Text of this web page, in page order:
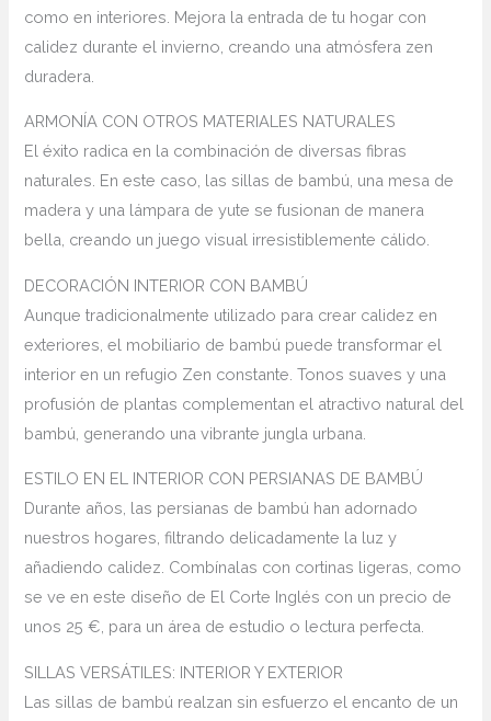
como en interiores. Mejora la entrada de tu hogar con
calidez durante el invierno, creando una atmósfera zen
duradera.
ARMONÍA CON OTROS MATERIALES NATURALES
El éxito radica en la combinación de diversas fibras
naturales. En este caso, las sillas de bambú, una mesa de
madera y una lámpara de yute se fusionan de manera
bella, creando un juego visual irresistiblemente cálido.
DECORACIÓN INTERIOR CON BAMBÚ
Aunque tradicionalmente utilizado para crear calidez en
exteriores, el mobiliario de bambú puede transformar el
interior en un refugio Zen constante. Tonos suaves y una
profusión de plantas complementan el atractivo natural del
bambú, generando una vibrante jungla urbana.
ESTILO EN EL INTERIOR CON PERSIANAS DE BAMBÚ
Durante años, las persianas de bambú han adornado
nuestros hogares, filtrando delicadamente la luz y
añadiendo calidez. Combínalas con cortinas ligeras, como
se ve en este diseño de El Corte Inglés con un precio de
unos 25 €, para un área de estudio o lectura perfecta.
SILLAS VERSÁTILES: INTERIOR Y EXTERIOR
Las sillas de bambú realzan sin esfuerzo el encanto de un